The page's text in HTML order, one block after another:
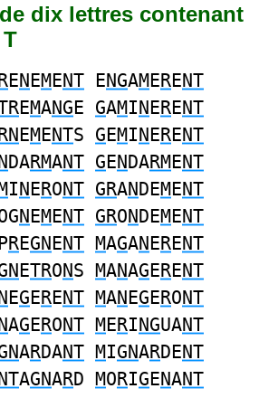
dix lettres contenant
ENEMENT ENGAMERENT
EMANGE GAMINERENT
EMENTS GEMINERENT
DARMANT GENDARMENT
INERONT GRANDEMENT
NEMENT GRONDEMENT
PREGNENT MAGANERENT
ETRONS MANAGERENT
EGERENT MANEGERONT
AGERONT MERINGUANT
ARDANT MIGNARDENT
AGNARD MORIGENANT